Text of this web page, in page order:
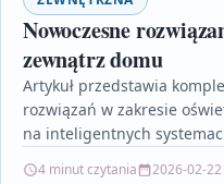
Nowoczesne
zewnątrz domu
Artykuł przedstawia
rozwiązań w zakresie
na inteligentnych
4 minut czytania 2026-02-22